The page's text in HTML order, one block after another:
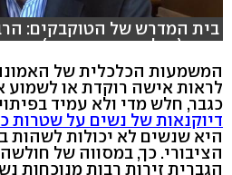
בית המדרש של הטוקבקים: הרב
מטה (צילום: רוחמה וייס)
המשמעות הכלכלית של
לראות אישה רוקדת או לשמוע
כגבר, חלש מדי ולא עמיד
דיוקנאות של נשים על שטרות
היא שנשים לא יכולות לשהות
הציבורי. כך, במסווה של
הגברית זירות רבות מנוכחות